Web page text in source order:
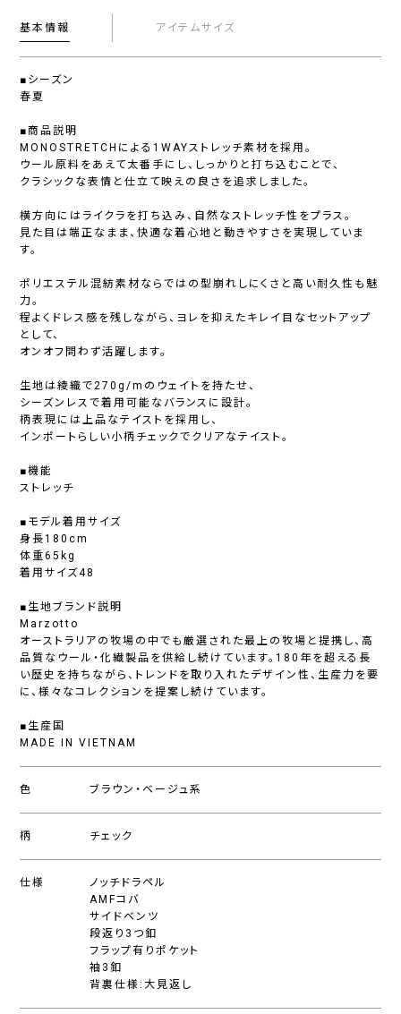
基本情報 アイテムサイズ
■シーズン
春夏
■商品説明
MONOSTRETCHによる1WAYストレッチ素材を採用。
ウール原料をあえて太番手にし、しっかりと打ち込むことで、
クラシックな表情と仕立て映えの良さを追求しました。
横方向にはライクラを打ち込み、自然なストレッチ性をプラス。
見た目は端正なまま、快適な着心地と動きやすさを実現していま
す。
ポリエステル混紡素材ならではの型崩れしにくさと高い耐久性も魅
力。
程よくドレス感を残しながら、ヨレを抑えたキレイ目なセットアップ
として、
オンオフ問わず活躍します。
生地は綾織で270g/mのウェイトを持たせ、
シーズンレスで着用可能なバランスに設計。
柄表現には上品なテイストを採用し、
インポートらしい小柄チェックでクリアなテイスト。
■機能
ストレッチ
■モデル着用サイズ
身長180cm
体重65kg
着用サイズ48
■生地ブランド説明
Marzotto
オーストラリアの牧場の中でも厳選された最上の牧場と提携し、高
品質なウール・化繊製品を供給し続けています。180年を超える長
い歴史を持ちながら、トレンドを取り入れたデザイン性、生産力を要
に、様々なコレクションを提案し続けています。
■生産国
MADE IN VIETNAM
色 ブラウン・ベージュ系
柄 チェック
仕様
ノッチドラペル
AMFコバ
サイドベンツ
段返り3つ釦
フラップ有りポケット
袖3釦
背裏仕様:大見返し